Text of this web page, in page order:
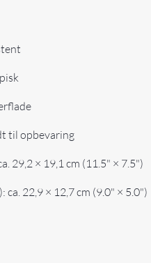
til opbevaring
29,2 × 19,1 cm (11.5" × 7.5")
ca. 22,9 × 12,7 cm (9.0" × 5.0")